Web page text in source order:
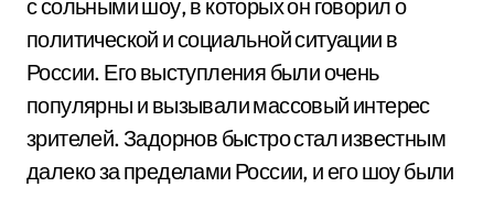
с сольными шоу, в которых он говорил о
политической и социальной ситуации в
России. Его выступления были очень
популярны и вызывали массовый интерес
зрителей. Задорнов быстро стал известным
далеко за пределами России, и его шоу были